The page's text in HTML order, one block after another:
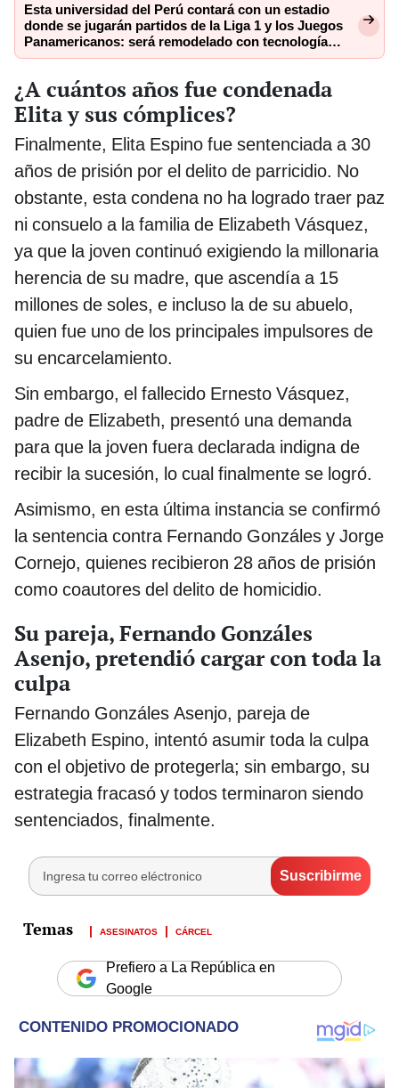
Esta universidad del Perú contará con un estadio
donde se jugarán partidos de la Liga 1 y los Juegos
Panamericanos: será remodelado con tecnología
europea
¿A cuántos años fue condenada
Elita y sus cómplices?
Finalmente, Elita Espino fue sentenciada a 30
años de prisión por el delito de parricidio. No
obstante, esta condena no ha logrado traer paz
ni consuelo a la familia de Elizabeth Vásquez,
ya que la joven continuó exigiendo la millonaria
herencia de su madre, que ascendía a 15
millones de soles, e incluso la de su abuelo,
quien fue uno de los principales impulsores de
su encarcelamiento.
Sin embargo, el fallecido Ernesto Vásquez,
padre de Elizabeth, presentó una demanda
para que la joven fuera declarada indigna de
recibir la sucesión, lo cual finalmente se logró.
Asimismo, en esta última instancia se confirmó
la sentencia contra Fernando Gonzáles y Jorge
Cornejo, quienes recibieron 28 años de prisión
como coautores del delito de homicidio.
Su pareja, Fernando Gonzáles
Asenjo, pretendió cargar con toda la
culpa
Fernando Gonzáles Asenjo, pareja de
Elizabeth Espino, intentó asumir toda la culpa
con el objetivo de protegerla; sin embargo, su
estrategia fracasó y todos terminaron siendo
sentenciados, finalmente.
ASESINATOS CÁRCEL
Prefiero a La República en
Google